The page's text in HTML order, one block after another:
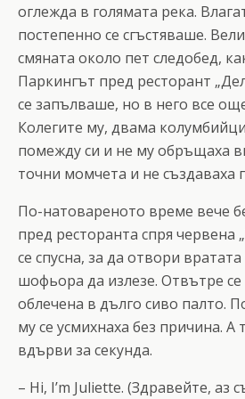
оглежда в голямата река.
постепенно се сгъстяваше.
смяната около пет следобед,
Паркингът пред ресторант
се запълваше, но в него все
Колегите му, двама
помежду си и не му обръщаха
точни момчета и не създаваха
По-натовареното време вече
пред ресторанта спря червена
се спусна, за да отвори
шофьора да излезе. Отвътре
облечена в дълго сиво палто.
му се усмихнаха без причина. А
вдърви за секунда.
– Hi, I’m Juliette. (Здравейте, аз